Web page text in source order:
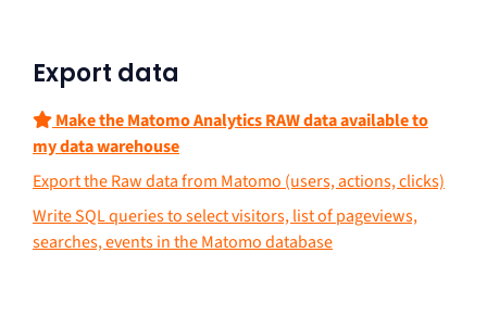
Export data
Make the Matomo Analytics RAW data available to
my data warehouse
Export the Raw data from Matomo (users, actions, clicks)
Write SQL queries to select visitors, list of pageviews,
searches, events in the Matomo database